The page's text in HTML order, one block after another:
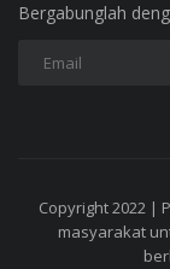
Bergabunglah
Copyright 2022 |
masyarakat